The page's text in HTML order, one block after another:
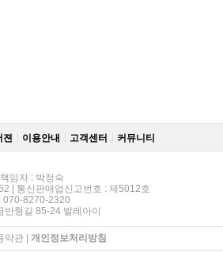
젼 이용안내 고객센터 커뮤니티
임자 : 박정숙
| 통신판매업신고번호 : 제5012호
070-8270-2320
반형길 85-24 발레아이
약관| 개인정보처리방침